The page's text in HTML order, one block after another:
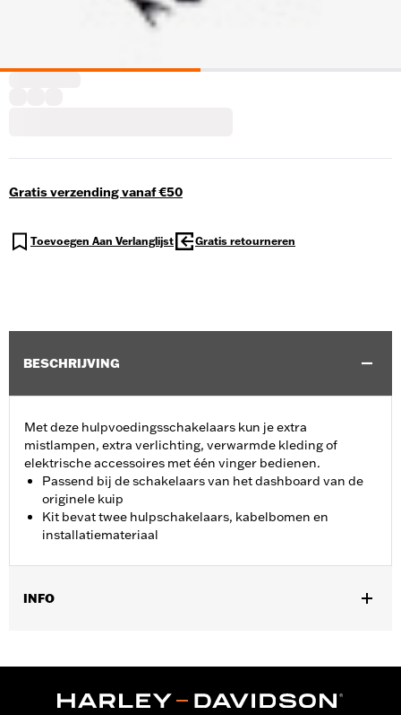
Gratis verzending vanaf €50
Toevoegen Aan Verlanglijst Gratis retourneren
BESCHRIJVING
Met deze hulpvoedingsschakelaars kun je extra
mistlampen, extra verlichting, verwarmde kleding of
elektrische accessoires met één vinger bedienen.
Passend bij de schakelaars van het dashboard van de
originele kuip
Kit bevat twee hulpschakelaars, kabelbomen en
installatiemateriaal
INFO
Per stuk verkocht:
Elk